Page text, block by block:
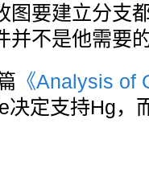
图要建立分支
并不是他需要
《Analysis of
决定支持Hg，